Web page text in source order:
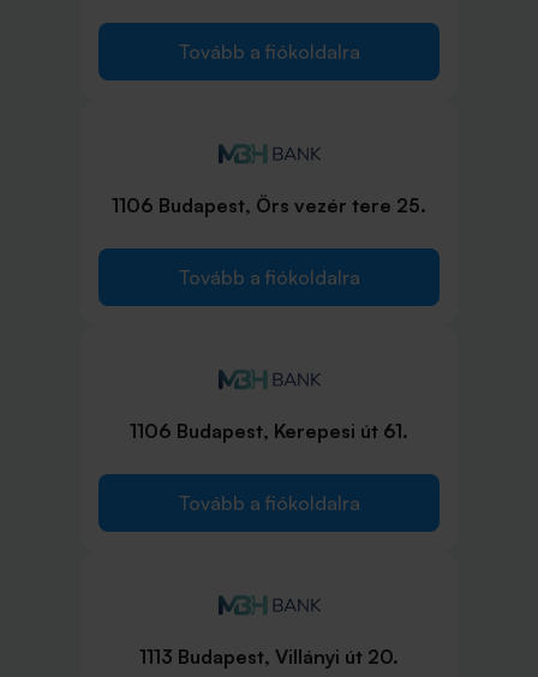
Tovább a fiókoldalra
1106 Budapest, Örs vezér tere 25.
Tovább a fiókoldalra
1106 Budapest, Kerepesi út 61.
Tovább a fiókoldalra
1113 Budapest, Villányi út 20.